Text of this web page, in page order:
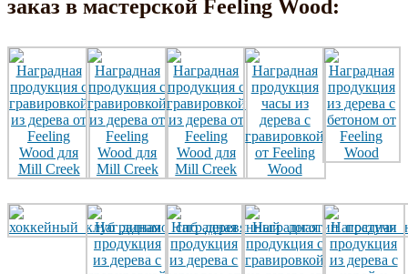
заказ в мастерской Feeling Wood: